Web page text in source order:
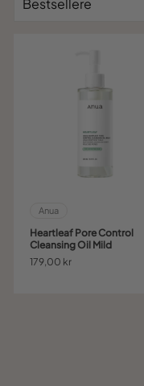
Anua
Heartleaf Pore Control
Cleansing Oil Mild
179,00 kr